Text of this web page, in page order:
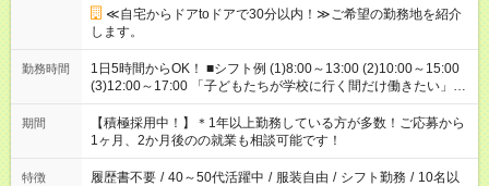
≪自宅からドアtoドアで30分以内！≫ご希望の勤務地を紹介
します。
勤務時間
1日5時間からOK！ ■シフト例 (1)8:00～13:00 (2)10:00～15:00
(3)12:00～17:00 「子どもたちが学校に行く間だけ働きたい」
「余裕を持って夕飯の準備がしたい」 「午前中は働いて、午後
はプライベートの時間にしたい」 など、ご希望を教えてくださ
いね。 ※Wワーク希望の方へ 今ご覧のお仕事で希望する勤務時
間と、もう1つのお仕事の勤務時間。 合計で週40時間を超える
場合は応募できません。
期間
【積極採用中！】＊1年以上勤務している方が多数！ご応募から
1ヶ月、2か月後のの就業も相談可能です！
特徴 履歴書不要 / 40～50代活躍中 / 服装自由 / シフト勤務 / 10名以